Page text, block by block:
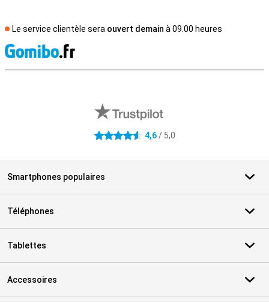
Le service clientèle sera ouvert demain à 09.00 heures
4.6 étoiles 4,6/ 5,0
Smartphones populaires
Téléphones
Tablettes
Accessoires